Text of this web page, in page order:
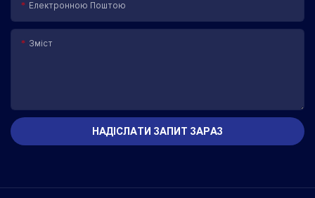
Електронною Поштою
Зміст
НАДІСЛАТИ ЗАПИТ ЗАРАЗ